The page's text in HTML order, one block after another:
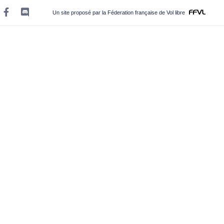
Un site proposé par la Féderation française de Vol libre